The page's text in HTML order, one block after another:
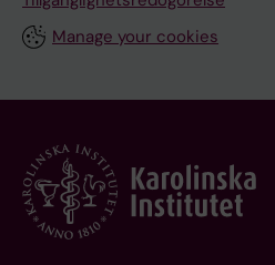
Manage your cookies